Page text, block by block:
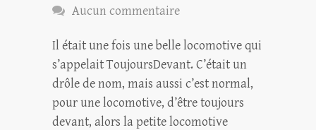
Aucun commentaire
Il était une fois une belle locomotive qui
s’appelait ToujoursDevant. C’était un
drôle de nom, mais aussi c’est normal,
pour une locomotive, d’être toujours
devant, alors la petite locomotive